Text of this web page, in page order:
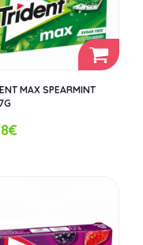
MAX SPEARMINT